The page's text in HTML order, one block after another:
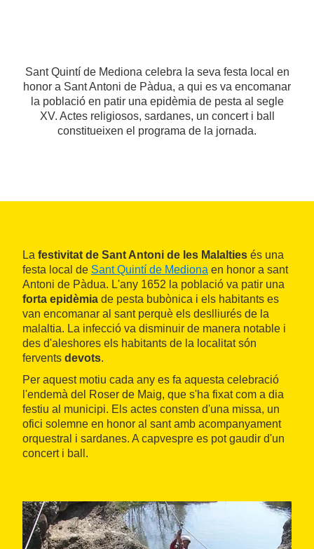
Sant Quintí de Mediona celebra la seva festa local en
honor a Sant Antoni de Pàdua, a qui es va encomanar
la població en patir una epidèmia de pesta al segle
XV. Actes religiosos, sardanes, un concert i ball
constitueixen el programa de la jornada.
La festivitat de Sant Antoni de les Malalties és una
festa local de Sant Quintí de Mediona en honor a sant
Antoni de Pàdua. L'any 1652 la població va patir una
forta epidèmia de pesta bubònica i els habitants es
van encomanar al sant perquè els deslliurés de la
malaltia. La infecció va disminuir de manera notable i
des d'aleshores els habitants de la localitat són
fervents devots.
Per aquest motiu cada any es fa aquesta celebració
l'endemà del Roser de Maig, que s'ha fixat com a dia
festiu al municipi. Els actes consten d'una missa, un
ofici solemne en honor al sant amb acompanyament
orquestral i sardanes. A capvespre es pot gaudir d'un
concert i ball.